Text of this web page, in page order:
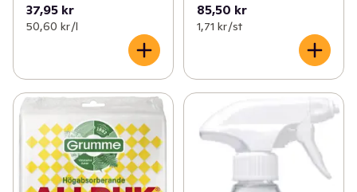
37,95 kr
50,60 kr /l
85,50 kr
1,71 kr /st